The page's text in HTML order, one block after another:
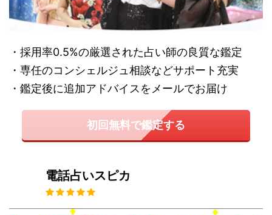
・採用率0.5%の厳選された占い師の良質な鑑定
・専任のコンシェルジュ相談などサポート充実
・鑑定後に追加アドバイスをメールでお届け
初回無料で鑑定する
電話占いスピカ